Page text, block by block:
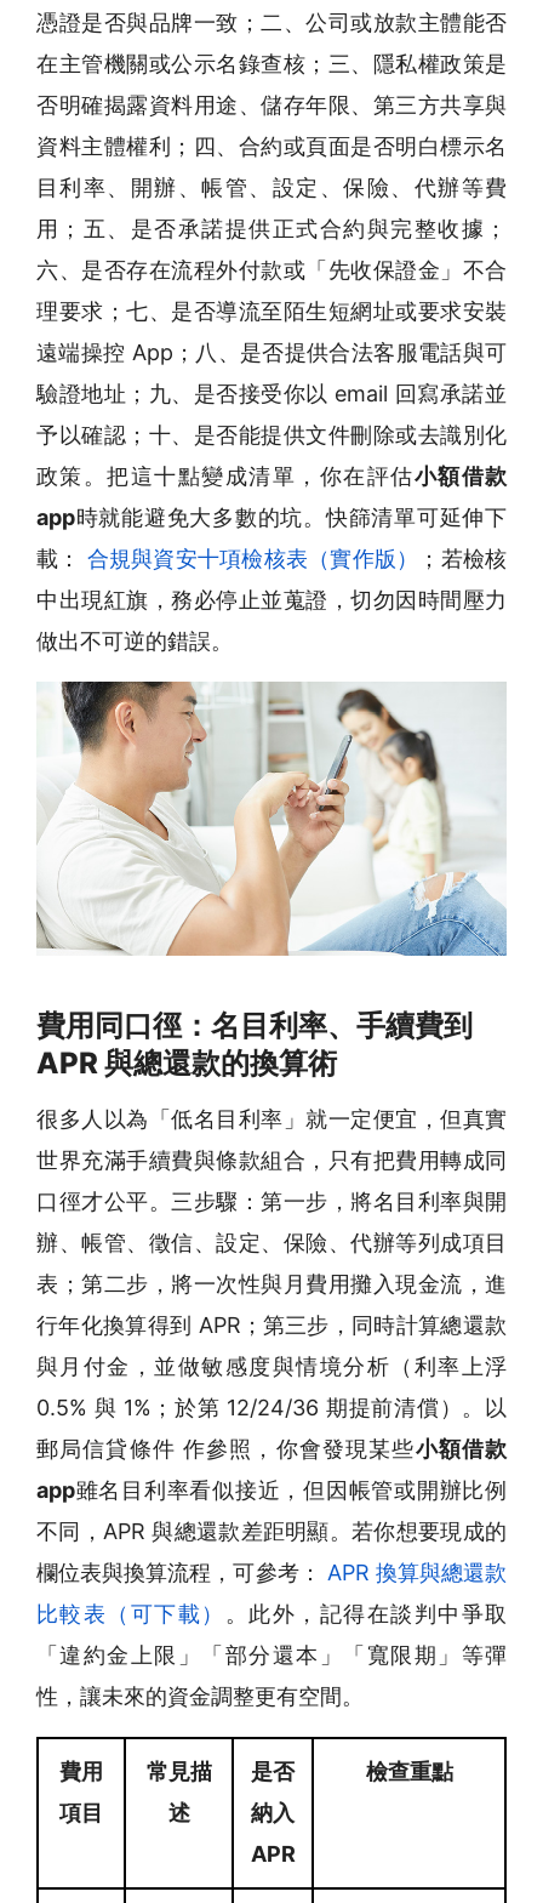
憑證是否與品牌一致；二、公司或放款主體能否
在主管機關或公示名錄查核；三、隱私權政策是
否明確揭露資料用途、儲存年限、第三方共享與
資料主體權利；四、合約或頁面是否明白標示名
目利率、開辦、帳管、設定、保險、代辦等費
用；五、是否承諾提供正式合約與完整收據；
六、是否存在流程外付款或「先收保證金」不合
理要求；七、是否導流至陌生短網址或要求安裝
遠端操控 App；八、是否提供合法客服電話與可
驗證地址；九、是否接受你以 email 回寫承諾並
予以確認；十、是否能提供文件刪除或去識別化
政策。把這十點變成清單，你在評估小額借款
app時就能避免大多數的坑。快篩清單可延伸下
載：
合規與資安十項檢核表（實作版）
；若檢核
中出現紅旗，務必停止並蒐證，切勿因時間壓力
做出不可逆的錯誤。
費用同口徑：名目利率、手續費到
APR 與總還款的換算術
很多人以為「低名目利率」就一定便宜，但真實
世界充滿手續費與條款組合，只有把費用轉成同
口徑才公平。三步驟：第一步，將名目利率與開
辦、帳管、徵信、設定、保險、代辦等列成項目
表；第二步，將一次性與月費用攤入現金流，進
行年化換算得到 APR；第三步，同時計算總還款
與月付金，並做敏感度與情境分析（利率上浮
0.5% 與 1%；於第 12/24/36 期提前清償）。以
郵局信貸條件 作參照，你會發現某些小額借款
app雖名目利率看似接近，但因帳管或開辦比例
不同，APR 與總還款差距明顯。若你想要現成的
欄位表與換算流程，可參考：
APR 換算與總還款
比較表（可下載）
。此外，記得在談判中爭取
「違約金上限」「部分還本」「寬限期」等彈
性，讓未來的資金調整更有空間。
費用
項目
常見描
述
是否
納入
APR
檢查重點